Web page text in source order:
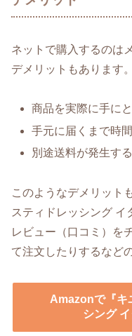
ネットで購入するのは
デメリットもあります。
商品を実際に手に
手元に届くまで時
別途送料が発生す
このようなデメリット
スティドレッシング
レビュー（口コミ）を
て注文したりするなど
Amazonで『キ
シング